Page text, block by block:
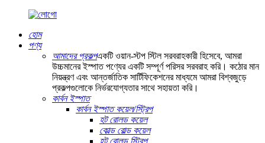
হোম
পণ্য
আমাদের প্রকল্পএকটি ওয়ান-স্টপ স্টিল সরবরাহকারী হিসেবে, আমরা
উচ্চমানের ইস্পাত পণ্যের একটি সম্পূর্ণ পরিসর সরবরাহ করি। কঠোর মান
নিয়ন্ত্রণ এবং আন্তর্জাতিক সার্টিফিকেশনের মাধ্যমে আমরা বিশ্বজুড়ে
প্রকল্পগুলোকে নির্ভরযোগ্যতার সাথে সহায়তা করি।
কার্বন ইস্পাত
কার্বন ইস্পাত কয়েল/স্ট্রিপ
হট রোলড কয়েল
কোল্ড রোল্ড কয়েল
হট রোলড স্ট্রিপ